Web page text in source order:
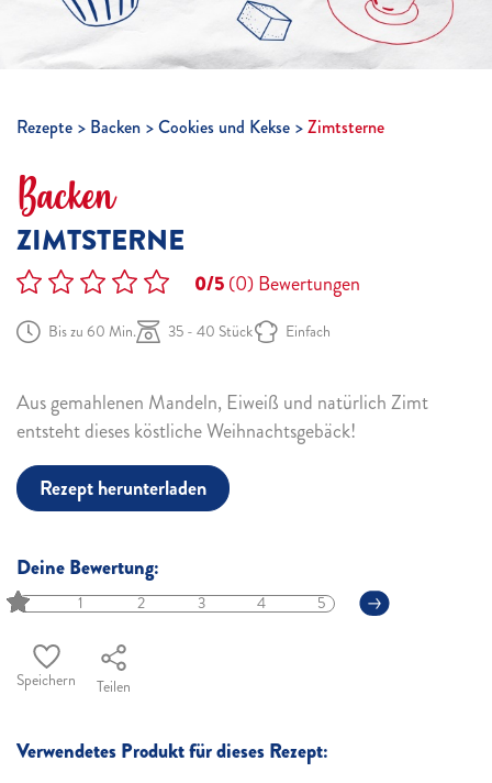
Rezepte Backen Cookies und Kekse Zimtsterne
Backen
ZIMTSTERNE
0/5(0)Bewertungen
Bis zu 60 Min. 35 - 40 Stück Einfach
Aus gemahlenen Mandeln, Eiweiß und natürlich Zimt
entsteht dieses köstliche Weihnachtsgebäck!
Rezept herunterladen
Deine Bewertung:
1 2 3 4 5
Speichern Teilen
Verwendetes Produkt für dieses Rezept: